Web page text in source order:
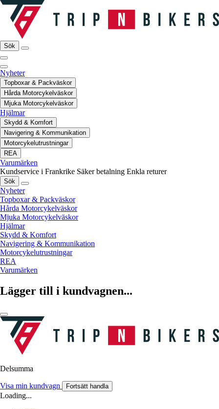
Sök
Nyheter
Topboxar & Packväskor
Hårda Motorcykelväskor
Mjuka Motorcykelväskor
Hjälmar
Skydd & Komfort
Navigering & Kommunikation
Motorcykelutrustningar
REA
Varumärken
Kundservice i Frankrike Säker betalning Enkla returer
Sök
Nyheter
Topboxar & Packväskor
Hårda Motorcykelväskor
Mjuka Motorcykelväskor
Hjälmar
Skydd & Komfort
Navigering & Kommunikation
Motorcykelutrustningar
REA
Varumärken
Lägger till i kundvagnen...
Delsumma
Visa min kundvagn Fortsätt handla
Loading...